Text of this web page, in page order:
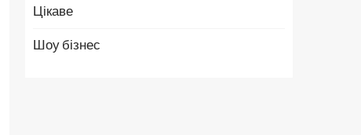
Цікаве
Шоу бізнес